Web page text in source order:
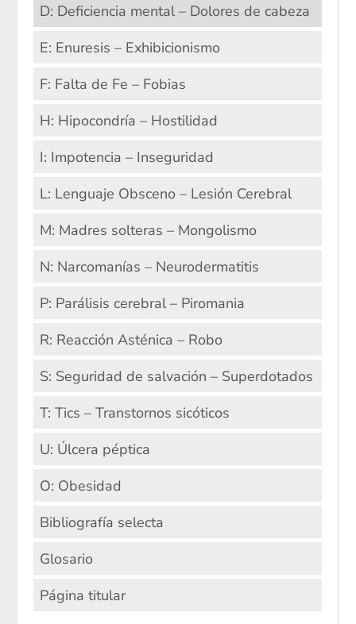
D: Deficiencia mental – Dolores de cabeza
E: Enuresis – Exhibicionismo
F: Falta de Fe – Fobias
H: Hipocondría – Hostilidad
I: Impotencia – Inseguridad
L: Lenguaje Obsceno – Lesión Cerebral
M: Madres solteras – Mongolismo
N: Narcomanías – Neurodermatitis
P: Parálisis cerebral – Piromania
R: Reacción Asténica – Robo
S: Seguridad de salvación – Superdotados
T: Tics – Transtornos sicóticos
U: Úlcera péptica
O: Obesidad
Bibliografía selecta
Glosario
Página titular